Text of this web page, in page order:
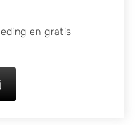
en gratis